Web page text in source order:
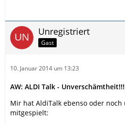
Unregistriert
Gast
10. Januar 2014 um 13:23
AW: ALDI Talk -
Mir hat AldiTalk ebenso oder
mitgespielt: